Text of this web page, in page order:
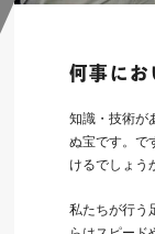
何事に
知識・技術が
ぬ宝です。で
けるでしょう
私たちが行う